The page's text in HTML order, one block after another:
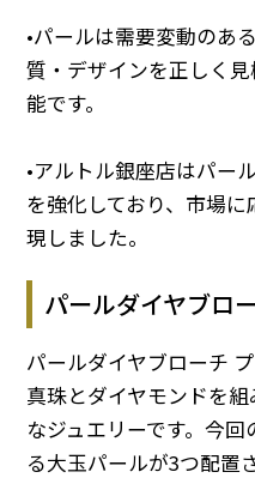
•パールは需要変動のあ
質・デザインを正しく
能です。
•アルトル銀座店はパー
を強化しており、市場
現しました。
パールダイヤブロ
パールダイヤブローチ
真珠とダイヤモンドを
なジュエリーです。今
る大玉パールが3つ配置